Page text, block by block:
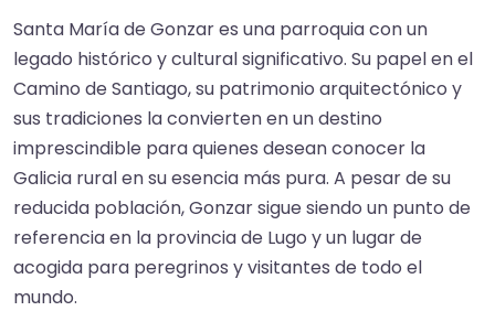
Santa María de Gonzar es una parroquia con un
legado histórico y cultural significativo. Su papel en el
Camino de Santiago, su patrimonio arquitectónico y
sus tradiciones la convierten en un destino
imprescindible para quienes desean conocer la
Galicia rural en su esencia más pura. A pesar de su
reducida población, Gonzar sigue siendo un punto de
referencia en la provincia de Lugo y un lugar de
acogida para peregrinos y visitantes de todo el
mundo.